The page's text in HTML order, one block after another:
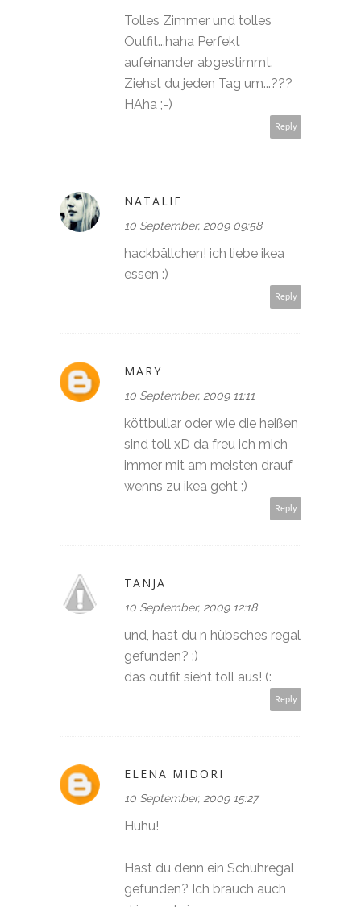
Tolles Zimmer und tolles
Outfit...haha Perfekt
aufeinander abgestimmt.
Ziehst du jeden Tag um...???
HAha ;-)
Reply
NATALIE
10 September, 2009 09:58
hackbällchen! ich liebe ikea
essen :)
Reply
MARY
10 September, 2009 11:11
köttbullar oder wie die heißen
sind toll xD da freu ich mich
immer mit am meisten drauf
wenns zu ikea geht ;)
Reply
TANJA
10 September, 2009 12:18
und, hast du n hübsches regal
gefunden? :)
das outfit sieht toll aus! (:
Reply
ELENA MIDORI
10 September, 2009 15:27
Huhu!
Hast du denn ein Schuhregal
gefunden? Ich brauch auch